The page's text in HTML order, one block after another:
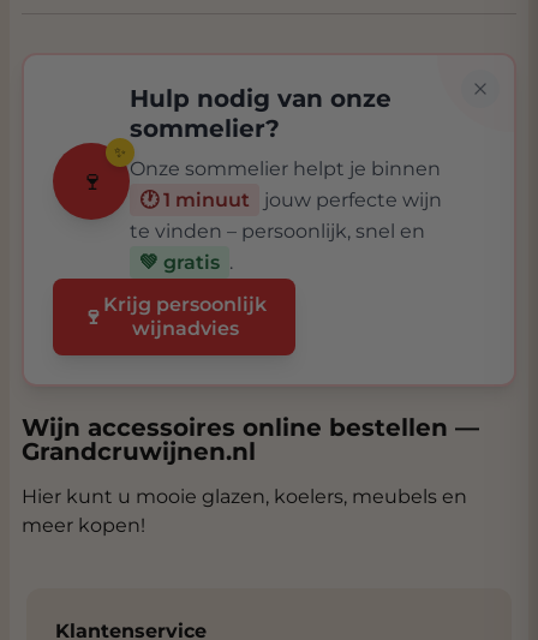
🍷
✨
Hulp nodig van onze
sommelier?
Onze sommelier helpt je binnen
🕐 1 minuut
jouw perfecte wijn
te vinden – persoonlijk, snel en
💚 gratis .
🍷 Krijg persoonlijk
wijnadvies
Wijn accessoires online bestellen —
Grandcruwijnen.nl
Hier kunt u mooie glazen, koelers, meubels en
meer kopen!
Klantenservice